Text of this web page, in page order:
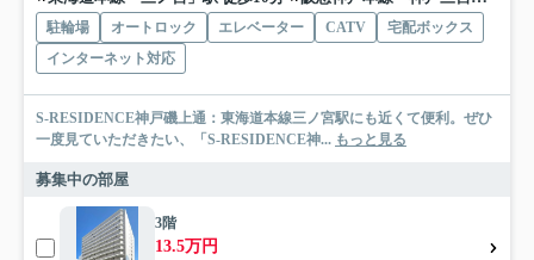
駐輪場 オートロック エレベーター CATV
宅配ボックス
インターネット対応
S-RESIDENCE神戸磯上通：東海道本線三ノ宮駅にも近くて便利。ぜひ
一度見ていただきたい、「S-RESIDENCE神... もっと見る
募集中の部屋
3階
13.5万円